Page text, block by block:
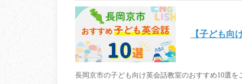
【子ども向
長岡京市の子ども向け英会話教室のおすすめ10選